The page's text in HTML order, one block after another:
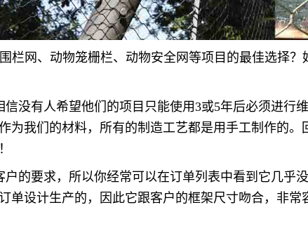
栏网、动物笼栅栏、动物安全网等项目的最佳选择？
信没有人希望他们的项目只能使用3或5年后必须进行
为我们的材料，所有的制造工艺都是用手工制作的。
户的要求，所以你经常可以在订单列表中看到它几乎
单设计生产的，因此它跟客户的框架尺寸吻合，非常